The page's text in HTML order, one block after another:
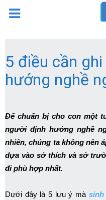
5 điều cần
hướng nghề
Để chuẩn bị cho con một
người định hướng nghề
nhiên, chúng ta không nên
dựa vào sở thích và sở
đi phù hợp nhất.
Dưới đây là 5 lưu ý mà sinh